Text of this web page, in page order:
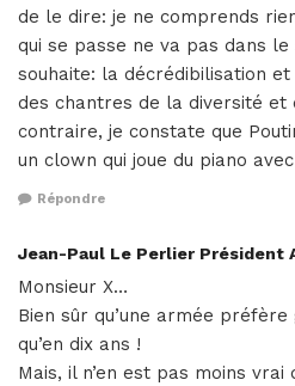
de le dire: je ne comprends
qui se passe ne va pas dans le
souhaite: la décrédibilisation et
des chantres de la diversité et
contraire, je constate que
un clown qui joue du piano
Répondre
Jean-Paul Le Perlier Président
Monsieur X…
Bien sûr qu’une armée
qu’en dix ans !
Mais, il n’en est pas moins vrai